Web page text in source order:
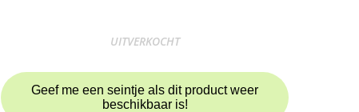
UITVERKOCHT
Geef me een seintje als dit product weer
beschikbaar is!